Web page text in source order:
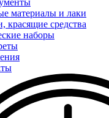
материалы и лаки
красящие средства
наборы